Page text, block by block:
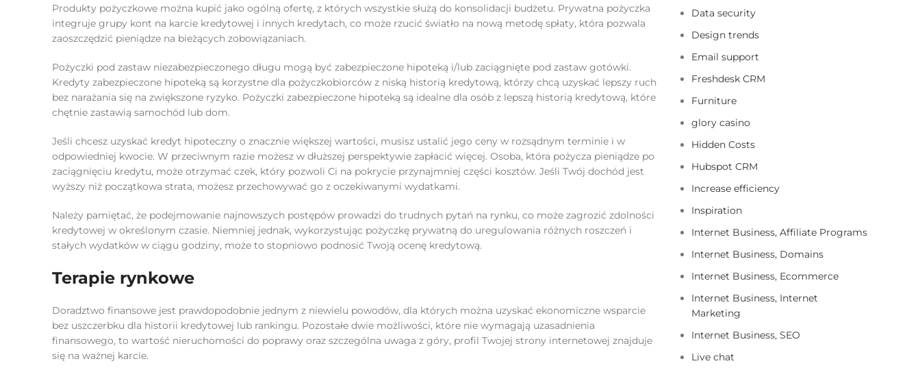
Produkty pożyczkowe można kupić jako ogólną ofertę, z których wszystkie służą do konsolidacji budżetu. Prywatna pożyczka
integruje grupy kont na karcie kredytowej i innych kredytach, co może rzucić światło na nową metodę spłaty, która pozwala
zaoszczędzić pieniądze na bieżących zobowiązaniach.
Pożyczki pod zastaw niezabezpieczonego długu mogą być zabezpieczone hipoteką i/lub zaciągnięte pod zastaw gotówki.
Kredyty zabezpieczone hipoteką są korzystne dla pożyczkobiorców z niską historią kredytową, którzy chcą uzyskać lepszy ruch
bez narażania się na zwiększone ryzyko. Pożyczki zabezpieczone hipoteką są idealne dla osób z lepszą historią kredytową, które
chętnie zastawią samochód lub dom.
Jeśli chcesz uzyskać kredyt hipoteczny o znacznie większej wartości, musisz ustalić jego ceny w rozsądnym terminie i w
odpowiedniej kwocie. W przeciwnym razie możesz w dłuższej perspektywie zapłacić więcej. Osoba, która pożycza pieniądze po
zaciągnięciu kredytu, może otrzymać czek, który pozwoli Ci na pokrycie przynajmniej części kosztów. Jeśli Twój dochód jest
wyższy niż początkowa strata, możesz przechowywać go z oczekiwanymi wydatkami.
Należy pamiętać, że podejmowanie najnowszych postępów prowadzi do trudnych pytań na rynku, co może zagrozić zdolności
kredytowej w określonym czasie. Niemniej jednak, wykorzystując pożyczkę prywatną do uregulowania różnych roszczeń i
stałych wydatków w ciągu godziny, może to stopniowo podnosić Twoją ocenę kredytową.
Terapie rynkowe
Doradztwo finansowe jest prawdopodobnie jednym z niewielu powodów, dla których można uzyskać ekonomiczne wsparcie
bez uszczerbku dla historii kredytowej lub rankingu. Pozostałe dwie możliwości, które nie wymagają uzasadnienia
finansowego, to wartość nieruchomości do poprawy oraz szczególna uwaga z góry, profil Twojej strony internetowej znajduje
się na ważnej karcie.
Data security
Design trends
Email support
Freshdesk CRM
Furniture
glory casino
Hidden Costs
Hubspot CRM
Increase efficiency
Inspiration
Internet Business, Affiliate Programs
Internet Business, Domains
Internet Business, Ecommerce
Internet Business, Internet
Marketing
Internet Business, SEO
Live chat